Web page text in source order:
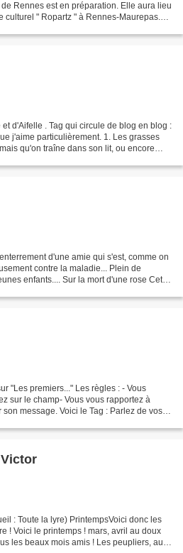
Rennes est en préparation. Elle aura lieu
culturel " Ropartz " à Rennes-Maurepas.
d'Aifelle . Tag qui circule de blog en blog :
j'aime particulièrement. 1. Les grasses
qu'on traîne dans son lit, ou encore
d'une amie qui s'est, comme on
contre la maladie... Plein de
enfants.... Sur la mort d'une rose Cette
"Les premiers..." Les règles : - Vous
sur le champ- Vous vous rapportez à
message. Voici le Tag : Parlez de vos
: Toute la lyre) PrintempsVoici donc les
! Voici le printemps ! mars, avril au doux
les beaux mois amis ! Les peupliers, au